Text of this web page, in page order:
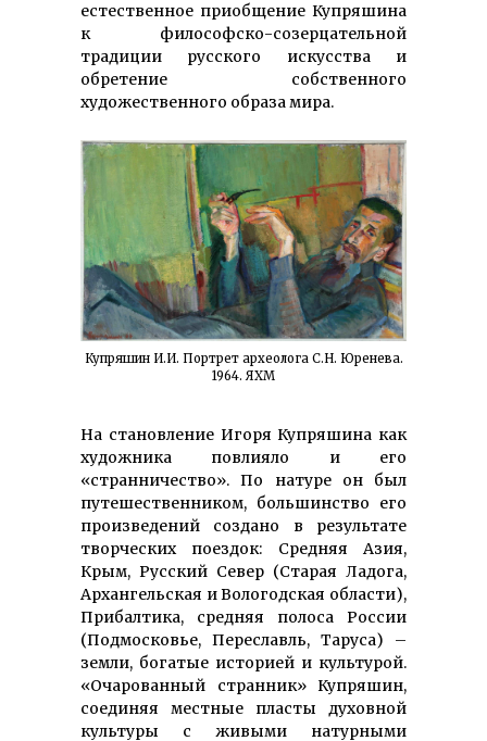
естественное приобщение Купряшина
к философско-созерцательной
традиции русского искусства и
обретение собственного
художественного образа мира.
Купряшин И.И. Портрет археолога С.Н. Юренева.
1964. ЯХМ
На становление Игоря Купряшина как
художника повлияло и его
«странничество». По натуре он был
путешественником, большинство его
произведений создано в результате
творческих поездок: Средняя Азия,
Крым, Русский Север (Старая Ладога,
Архангельская и Вологодская области),
Прибалтика, средняя полоса России
(Подмосковье, Переславль, Таруса) –
земли, богатые историей и культурой.
«Очарованный странник» Купряшин,
соединяя местные пласты духовной
культуры с живыми натурными